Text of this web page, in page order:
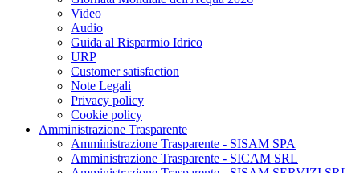
Video
Audio
Guida al Risparmio Idrico
URP
Customer satisfaction
Note Legali
Privacy policy
Cookie policy
Amministrazione Trasparente
Amministrazione Trasparente - SISAM SPA
Amministrazione Trasparente - SICAM SRL